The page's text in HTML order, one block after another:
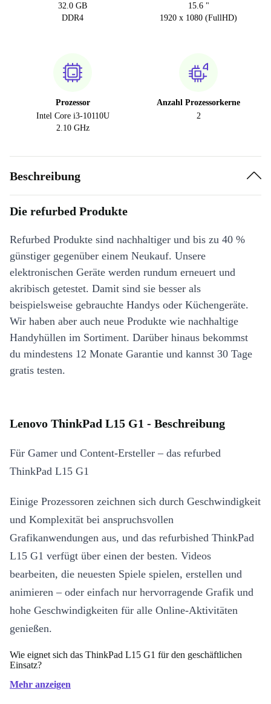
32.0 GB
DDR4
15.6 "
1920 x 1080 (FullHD)
Prozessor
Intel Core i3-10110U
2.10 GHz
Anzahl Prozessorkerne
2
Beschreibung
Die refurbed Produkte
Refurbed Produkte sind nachhaltiger und bis zu 40 %
günstiger gegenüber einem Neukauf. Unsere
elektronischen Geräte werden rundum erneuert und
akribisch getestet. Damit sind sie besser als
beispielsweise gebrauchte Handys oder Küchengeräte.
Wir haben aber auch neue Produkte wie nachhaltige
Handyhüllen im Sortiment. Darüber hinaus bekommst
du mindestens 12 Monate Garantie und kannst 30 Tage
gratis testen.
Lenovo ThinkPad L15 G1 - Beschreibung
Für Gamer und Content-Ersteller – das refurbed
ThinkPad L15 G1
Einige Prozessoren zeichnen sich durch Geschwindigkeit
und Komplexität bei anspruchsvollen
Grafikanwendungen aus, und das refurbished ThinkPad
L15 G1 verfügt über einen der besten. Videos
bearbeiten, die neuesten Spiele spielen, erstellen und
animieren – oder einfach nur hervorragende Grafik und
hohe Geschwindigkeiten für alle Online-Aktivitäten
genießen.
Wie eignet sich das ThinkPad L15 G1 für den geschäftlichen
Einsatz?
Obwohl es definitiv über den zusätzlichen Cache
Mehr anzeigen